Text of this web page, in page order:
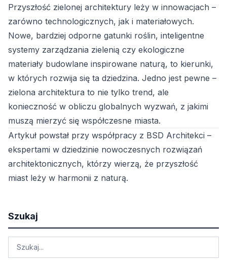
Przyszłość zielonej architektury leży w innowacjach –
zarówno technologicznych, jak i materiałowych.
Nowe, bardziej odporne gatunki roślin, inteligentne
systemy zarządzania zielenią czy ekologiczne
materiały budowlane inspirowane naturą, to kierunki,
w których rozwija się ta dziedzina. Jedno jest pewne –
zielona architektura to nie tylko trend, ale
konieczność w obliczu globalnych wyzwań, z jakimi
muszą mierzyć się współczesne miasta.
Artykuł powstał przy współpracy z BSD Architekci –
ekspertami w dziedzinie nowoczesnych rozwiązań
architektonicznych, którzy wierzą, że przyszłość
miast leży w harmonii z naturą.
Szukaj